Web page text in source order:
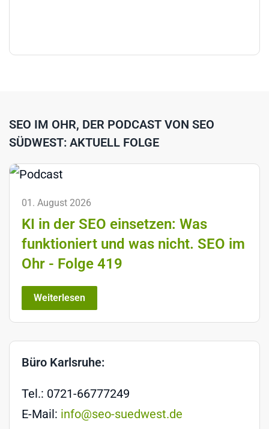
SEO IM OHR, DER PODCAST VON SEO
SÜDWEST: AKTUELL FOLGE
01. August 2026
KI in der SEO einsetzen: Was
funktioniert und was nicht. SEO im
Ohr - Folge 419
Weiterlesen
Büro Karlsruhe:
Tel.: 0721-66777249
E-Mail: info@seo-suedwest.de